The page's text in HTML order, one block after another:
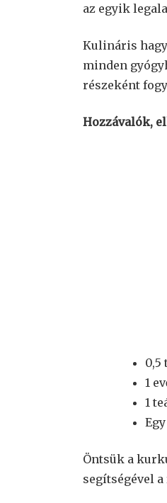
az egyik
Kulináris
minden
részeként
Hozzávalók,
0,5
1
1
Öntsük a
segítségével